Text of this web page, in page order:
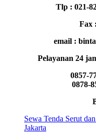
Tlp : 021-
Fax
email :
Pelayanan 24
0857-
0878-
Sewa Tenda Serut
Jakarta